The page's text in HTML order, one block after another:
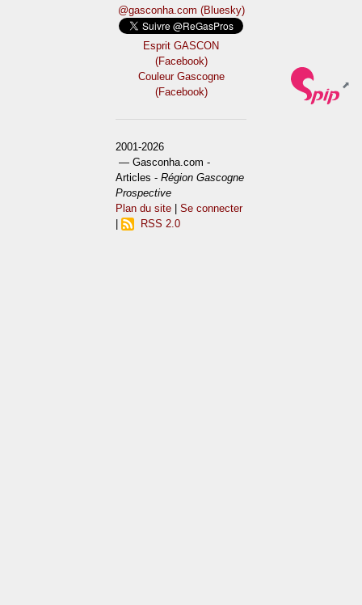
@gasconha.com (Bluesky)
Esprit GASCON
(Facebook)
Couleur Gascogne
(Facebook)
2001-2026
— Gasconha.com -
Articles -Région Gascogne
Prospective
Plan du site |Se connecter
RSS 2.0